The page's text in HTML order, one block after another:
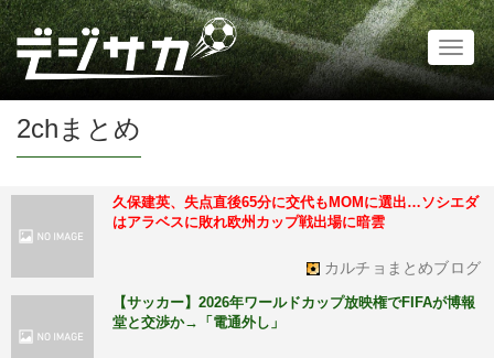
2chまとめ
久保建英、失点直後65分に交代もMOMに選出…ソシエダ
はアラベスに敗れ欧州カップ戦出場に暗雲
カルチョまとめブログ
【サッカー】2026年ワールドカップ放映権でFIFAが博報
堂と交渉か→「電通外し」